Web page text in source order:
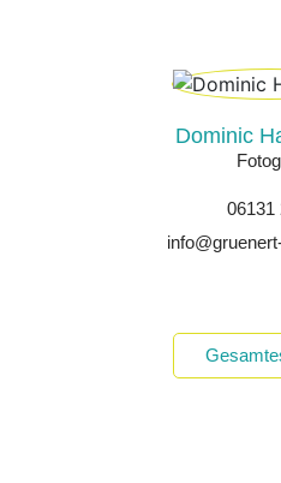
Dominic
06131